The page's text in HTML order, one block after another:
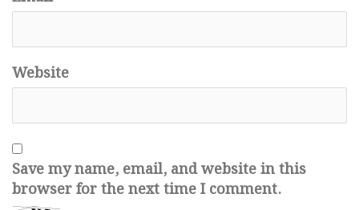
Website
Save my name, email, and website in this
browser for the next time I comment.